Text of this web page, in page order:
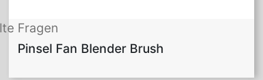
Fragen
Pinsel Fan Blender Brush